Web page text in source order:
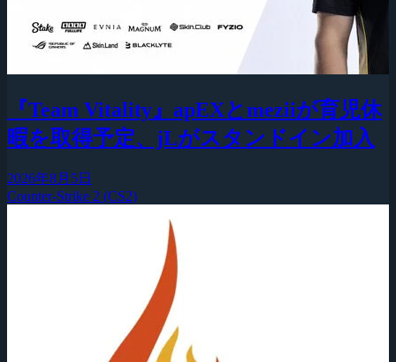
『Team Vitality』apEXとmeziiが育児休
暇を取得予定、jLがスタンドイン加入
2026年8月5日
Counter-Strike 2 (CS2)